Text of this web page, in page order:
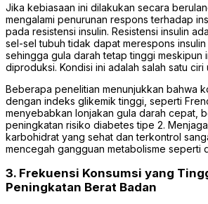
Jika kebiasaan ini dilakukan secara
mengalami penurunan respons terhadap
pada resistensi insulin. Resistensi insulin
sel-sel tubuh tidak dapat merespons insulin
sehingga gula darah tetap tinggi meskipun
diproduksi. Kondisi ini adalah salah satu
Beberapa penelitian menunjukkan bahwa
dengan indeks glikemik tinggi, seperti
menyebabkan lonjakan gula darah cepat,
peningkatan risiko diabetes tipe 2.
karbohidrat yang sehat dan terkontrol
mencegah gangguan metabolisme seperti
3. Frekuensi Konsumsi yang
Peningkatan Berat Badan